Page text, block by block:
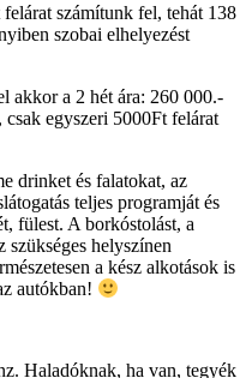
számítunk fel, tehát 138
szobai elhelyezést
akkor a 2 hét ára: 260 000.-
csak egyszeri 5000Ft felárat
drinket és falatokat, az
teljes programját és
fülest. A borkóstolást, a
szükséges helyszínen
a kész alkotások is
autókban!
Haladóknak, ha van, tegyék